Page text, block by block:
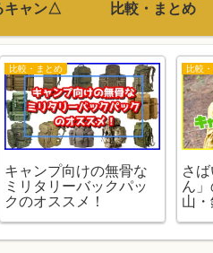
キャン△ 比較・まとめ
比較・まとめ
キャンプ向けの無骨な
ミリタリーバックパッ
クのオススメ！
比較
さ
ん
山